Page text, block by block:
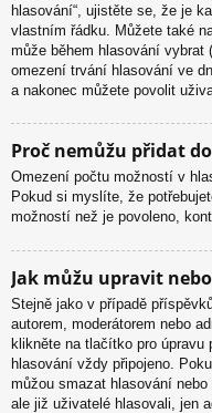
hlasování“, ujistěte se, že je
vlastním řádku. Můžete také
může během hlasování vybrat
omezení trvání hlasování ve
a nakonec můžete povolit
Proč nemůžu přidat
Omezení počtu možností v
Pokud si myslíte, že
možností než je povoleno,
Jak můžu upravit
Stejně jako v případě
autorem, moderátorem nebo
klikněte na tlačítko pro
hlasování vždy připojeno.
můžou smazat hlasování
ale již uživatelé hlasovali, jen